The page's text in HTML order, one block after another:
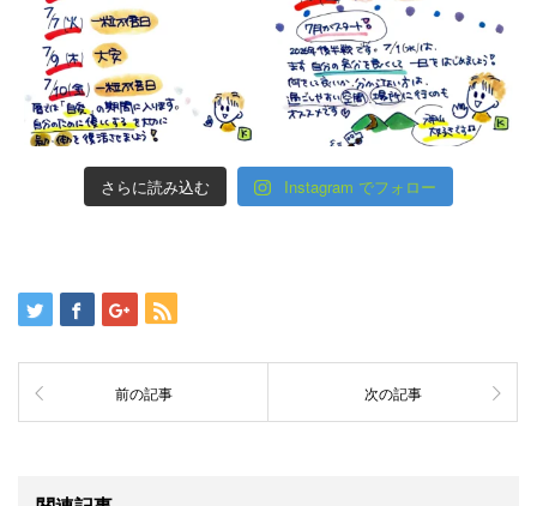
さらに読み込む Instagram でフォロー
前の記事 次の記事